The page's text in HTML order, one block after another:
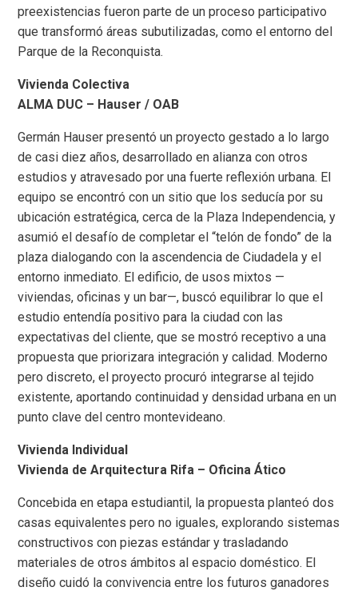
preexistencias fueron parte de un proceso participativo
que transformó áreas subutilizadas, como el entorno del
Parque de la Reconquista.
Vivienda Colectiva
ALMA DUC – Hauser / OAB
Germán Hauser presentó un proyecto gestado a lo largo
de casi diez años, desarrollado en alianza con otros
estudios y atravesado por una fuerte reflexión urbana. El
equipo se encontró con un sitio que los seducía por su
ubicación estratégica, cerca de la Plaza Independencia, y
asumió el desafío de completar el “telón de fondo” de la
plaza dialogando con la ascendencia de Ciudadela y el
entorno inmediato. El edificio, de usos mixtos —
viviendas, oficinas y un bar—, buscó equilibrar lo que el
estudio entendía positivo para la ciudad con las
expectativas del cliente, que se mostró receptivo a una
propuesta que priorizara integración y calidad. Moderno
pero discreto, el proyecto procuró integrarse al tejido
existente, aportando continuidad y densidad urbana en un
punto clave del centro montevideano.
Vivienda Individual
Vivienda de Arquitectura Rifa – Oficina Ático
Concebida en etapa estudiantil, la propuesta planteó dos
casas equivalentes pero no iguales, explorando sistemas
constructivos con piezas estándar y trasladando
materiales de otros ámbitos al espacio doméstico. El
diseño cuidó la convivencia entre los futuros ganadores